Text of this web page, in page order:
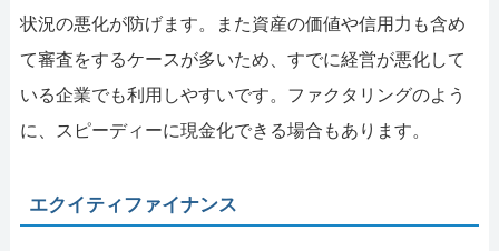
状況の悪化が防げます。また資産の価値や信用力も含め
て審査をするケースが多いため、すでに経営が悪化して
いる企業でも利用しやすいです。ファクタリングのよう
に、スピーディーに現金化できる場合もあります。
エクイティファイナンス